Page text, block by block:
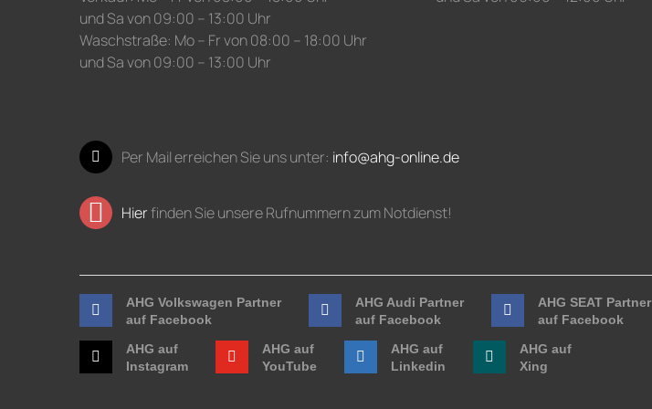
und Sa von 09:00 – 13:00 Uhr
Waschstraße: Mo – Fr von 08:00 – 18:00 Uhr
und Sa von 09:00 – 13:00 Uhr
Per Mail erreichen Sie uns unter: info@ahg-online.de
Hierfinden Sie unsere Rufnummern zum Notdienst!
AHG Volkswagen Partner
auf Facebook
AHG Audi Partner
auf Facebook
AHG SEAT Partner
auf Facebook
AHG auf
Instagram
AHG auf
YouTube
AHG auf
Linkedin
AHG auf
Xing